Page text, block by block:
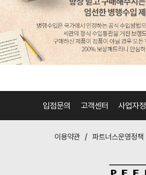
입점문의 고객센터 사업자
이용약관 / 파트너스운영정책